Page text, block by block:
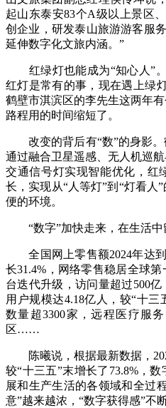
起山东泰安83个A级以上景区
创企业，研发泰山旅游游客服
延伸数字化文旅内涵。”
红绿灯也能成为“知心人”。
红灯是常有的事，现在遇上绿
鹤壁市淇滨区的李先生这两年
路程用的时间缩短了。
改变的背后有“数”的身影。
通过融合卫星遥感、无人机巡
交通信号灯实现智能优化，红
长，实现从“人等灯”到“灯看人
便的环境。
“数字”加快走来，在生活中
全国网上零售额2024年达到
长31.4%，网络零售稳居全球
台迭代升级，访问量超过500
用户规模达4.18亿人，较“十
数量超3300家，远程医疗服
区……
陈曦说，根据最新数据，
较“十三五”末增长了73.8%，
展和生产生活的各领域和全过
意”越来越浓，“数字获得感”不